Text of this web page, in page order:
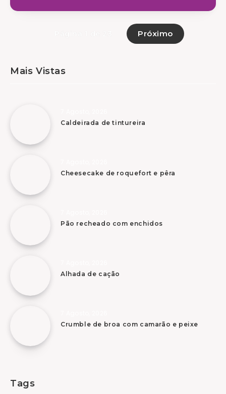
Próximo
Mais Vistas
Caldeirada de tintureira
Cheesecake de roquefort e pêra
Pão recheado com enchidos
Alhada de cação
Crumble de broa com camarão e peixe
Tags